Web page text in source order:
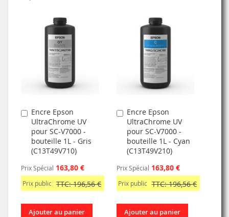
MA
LISTE
D’ENVIE
COMPARATEUR
LISTE
D’ENVIE
COMPARATEUR
Encre Epson
UltraChrome UV
pour SC-V7000 -
bouteille 1L - Gris
(C13T49V710)
Prix Spécial 163,80 €
Prix public TTC: 196,56 €
Ajouter
au
panier
Ajouter au panier
Encre Epson
UltraChrome UV
pour SC-V7000 -
bouteille 1L - Cyan
(C13T49V210)
Prix Spécial 163,80 €
Prix public TTC: 196,56 €
Ajouter
au
panier
Ajouter au panier